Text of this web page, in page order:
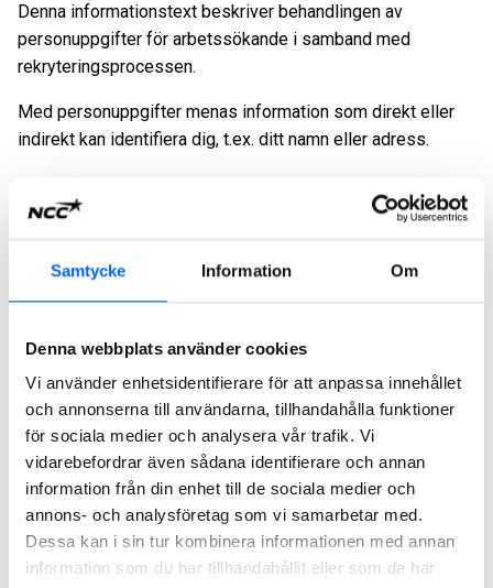
Samtycke Information Om
Denna webbplats använder cookies
Vi använder enhetsidentifierare för att anpassa innehållet
och annonserna till användarna, tillhandahålla funktioner
för sociala medier och analysera vår trafik. Vi
vidarebefordrar även sådana identifierare och annan
information från din enhet till de sociala medier och
annons- och analysföretag som vi samarbetar med.
Dessa kan i sin tur kombinera informationen med annan
information som du har tillhandahållit eller som de har
Denna informationstext beskriver behandlingen av
personuppgifter för arbetssökande i samband med
rekryteringsprocessen.
Med personuppgifter menas information som direkt eller
indirekt kan identifiera dig, t.ex. ditt namn eller adress.
behandlingen av dina personuppgifter?
personuppgiftsansvarig för sådan behandling av
personuppgifter i enlighet med denna
informationstext.
Varifrån samlar vi in personuppgifter?
Vi samlar in personuppgifter från:
Dig själv.Vi samlar in de personuppgifter som du
lämnar till oss i din ansökan och i din CV.
Referenspersoner.Vi utför normalt
referenskontroller som en del av
rekryteringsprocessen och samlar in de
Vilka personuppgifter samlar vi in?
Vi behandlar endast den information som vi behöver
beroende på vilken tjänst du har sökt och hur du
interagerar med oss. Vi behandlar och använder
För vilka ändamål och med vilken
rättslig grund använder vi dina